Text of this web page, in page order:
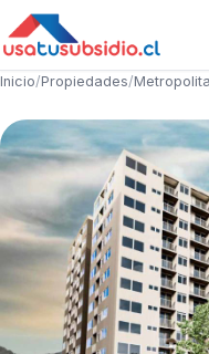
Inicio/Propiedades/